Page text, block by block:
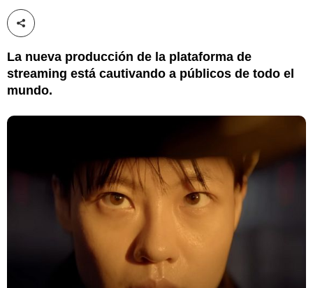
Compartir esta noticia
La nueva producción de la plataforma de
streaming está cautivando a públicos de todo el
mundo.